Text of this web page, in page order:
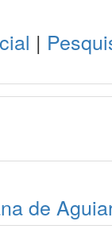
|
de